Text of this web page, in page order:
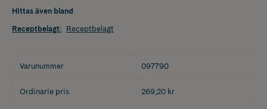
Hittas även bland
Receptbelagt: Receptbelagt
Varunummer 097790
Ordinarie pris 269,20 kr